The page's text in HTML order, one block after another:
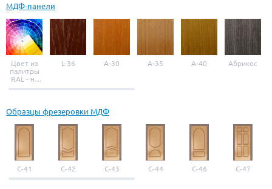
МДФ-панели
Цвет из
палитры
RAL - на
выбор
L-36 A-30 A-35 A-40 Абрикос
Образцы фрезеровки МДФ
С-41 С-42 С-43 С-44 С-46 С-47